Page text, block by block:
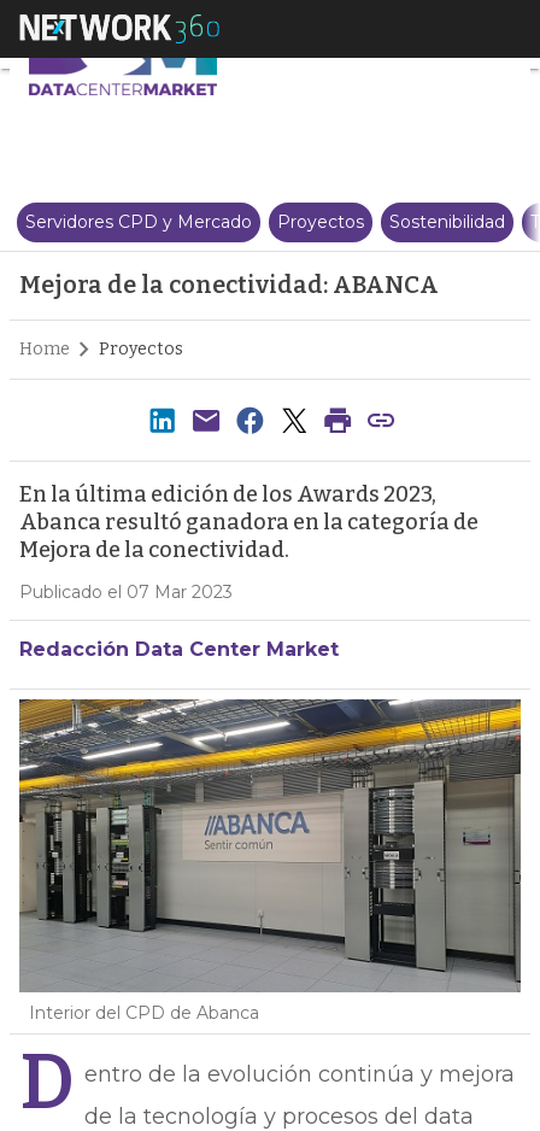
Mejora de la conectividad:
Servidores CPD y Mercado Proyectos Sostenibilidad
Mejora de la conectividad: ABANCA
Home Proyectos
En la última edición de los Awards 2023,
Abanca resultó ganadora en la categoría de
Mejora de la conectividad.
Publicado el 07 Mar 2023
Redacción Data Center Market
Interior del CPD de Abanca
D entro de la evolución continúa y mejora
de la tecnología y procesos del data